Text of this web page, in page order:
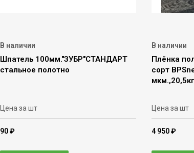
В наличии
Шпатель 100мм."ЗУБР"СТАНДАРТ
стальное полотно
Цена за шт
90 ₽
В наличии
Плёнка
сорт
Цена за шт
4 950 ₽